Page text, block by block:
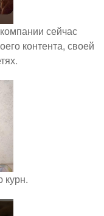
сейчас
контента, своей
курн.